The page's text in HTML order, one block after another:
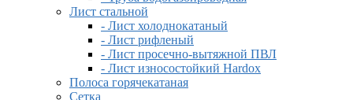
Лист стальной
- Лист холоднокатаный
- Лист рифленый
- Лист просечно-вытяжной ПВЛ
- Лист износостойкий Hardox
Полоса горячекатаная
Сетка